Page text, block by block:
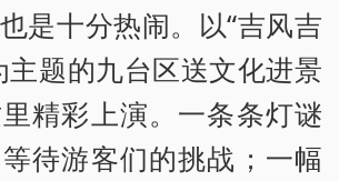
是十分热闹。以“吉风吉
主题的九台区送文化进景
精彩上演。一条条灯谜
待游客们的挑战；一幅